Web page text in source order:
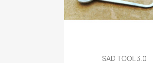
Aperçu rapide
SAD TOOL 3.0